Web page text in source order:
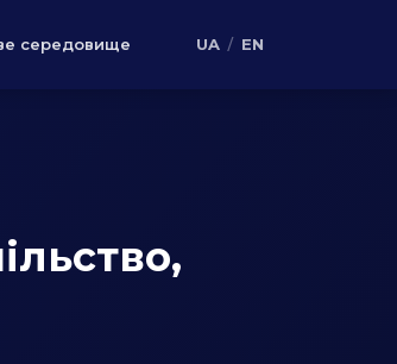
середовище UA / EN